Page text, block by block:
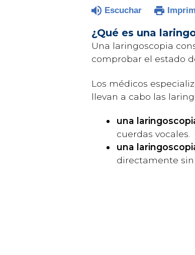
Escuchar
¿Qué es una
Una laringoscopia
comprobar el estado
Los médicos
llevan a cabo las
una
cuerdas vocales.
una
directamente sin